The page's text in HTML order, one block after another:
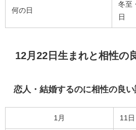
何の日
冬至
日
12月22日生まれと相性の
恋人・結婚するのに相性の良い
1月 11